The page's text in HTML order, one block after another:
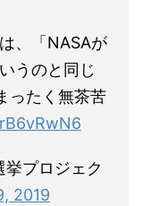
、「NASAが
うのと同じ
ったく無茶苦
挙プロジェク
2019